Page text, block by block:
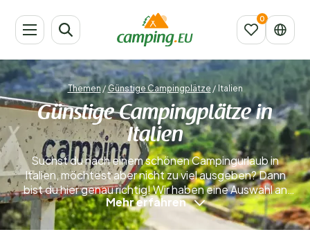
Themen /Günstige Campingplätze / Italien
Günstige Campingplätze in
Italien
Suchst du nach einem schönen Campingurlaub in
Italien, möchtest aber nicht zu viel ausgeben? Dann
bist du hier genau richtig! Wir haben eine Auswahl an
günstigen Campingplätzen in Italien für dich
zusammengestellt. Egal, ob du die frische Meeresluft
an der Küste genießen oder lieber in einer bergigen
Mehr erfahren